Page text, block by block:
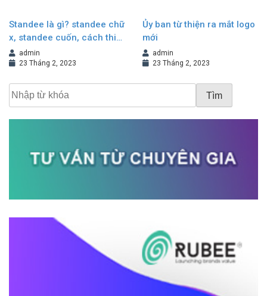
Standee là gì? standee chữ
x, standee cuốn, cách thiết
kế standee đẹp
admin
23 Tháng 2, 2023
Ủy ban từ thiện ra mắt logo
mới
admin
23 Tháng 2, 2023
Tìm